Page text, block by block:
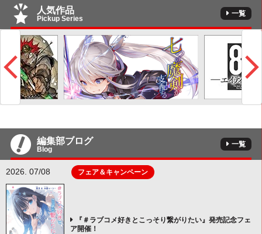
人気作品
Pickup Series
一覧
編集部ブログ
Blog
一覧
2026. 07/08 フェア＆キャンペーン
『＃ラブコメ好きとこっそり繋がりたい』発売記念フェ
ア開催！